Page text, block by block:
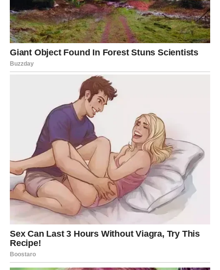
Nećeš moći da je ignorišeš. I nećeš želeti.